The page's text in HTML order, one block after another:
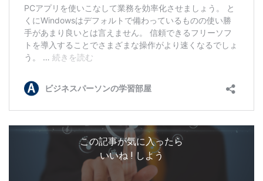
この記事が気に入ったら
いいね ! しよう